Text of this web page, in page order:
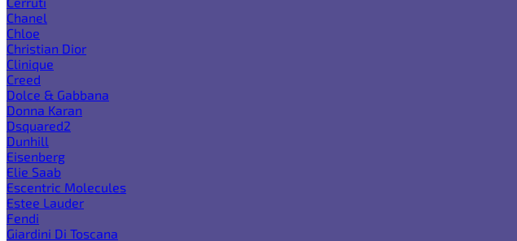
Chanel
Chloe
Christian Dior
Clinique
Creed
Dolce & Gabbana
Donna Karan
Dsquared2
Dunhill
Eisenberg
Elie Saab
Escentric Molecules
Estee Lauder
Fendi
Giardini Di Toscana